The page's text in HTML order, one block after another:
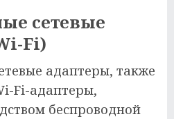
сетевые
Fi)
адаптеры, также
Fi-адаптеры,
беспроводной